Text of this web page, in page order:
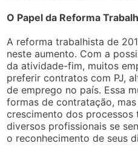
O Papel da Reforma
A reforma trabalhista de
neste aumento. Com a
da atividade-fim, muitos
preferir contratos com PJ,
de emprego no país. Essa
formas de contratação,
crescimento dos processos
diversos profissionais se
o reconhecimento de seus